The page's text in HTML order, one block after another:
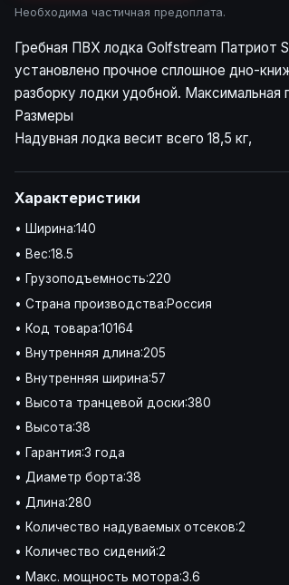
Необходима частичная предоплата.
Гребная ПВХ лодка Golfstream Патриот
установлено прочное сплошное дно-
разборку лодки удобной.
Размеры
Надувная лодка весит всего 18,5 кг,
Характеристики
• Ширина:140
• Вес:18.5
• Грузоподъемность:220
• Страна производства:Россия
• Код товара:10164
• Внутренняя длина:205
• Внутренняя ширина:57
• Высота транцевой доски:380
• Высота:38
• Гарантия:3 года
• Диаметр борта:38
• Длина:280
• Количество надуваемых отсеков:2
• Количество сидений:2
• Макс. мощность мотора:3.6